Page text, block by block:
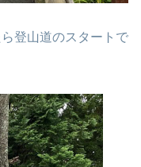
登山道のスタートで